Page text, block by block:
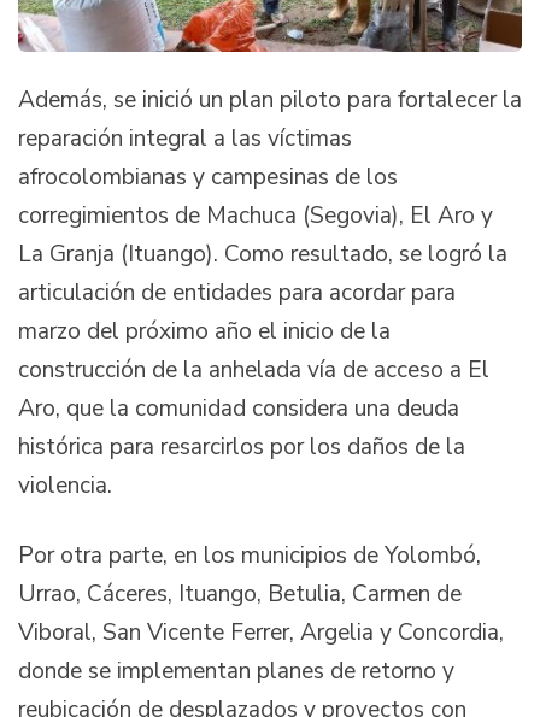
Además, se inició un plan piloto para fortalecer la
reparación integral a las víctimas
afrocolombianas y campesinas de los
corregimientos de Machuca (Segovia), El Aro y
La Granja (Ituango). Como resultado, se logró la
articulación de entidades para acordar para
marzo del próximo año el inicio de la
construcción de la anhelada vía de acceso a El
Aro, que la comunidad considera una deuda
histórica para resarcirlos por los daños de la
violencia.
Por otra parte, en los municipios de Yolombó,
Urrao, Cáceres, Ituango, Betulia, Carmen de
Viboral, San Vicente Ferrer, Argelia y Concordia,
donde se implementan planes de retorno y
reubicación de desplazados y proyectos con